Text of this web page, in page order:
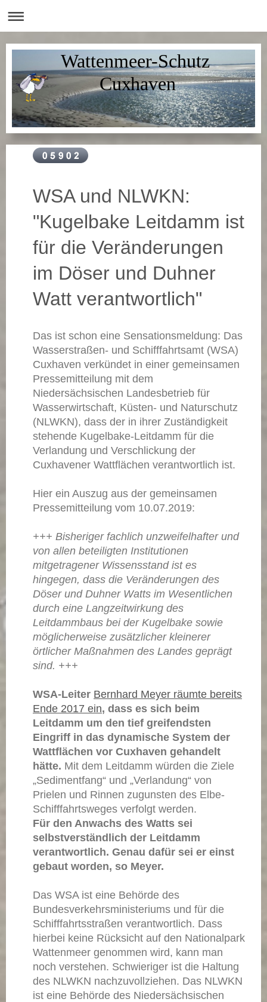
Wattenmeer-Schutz
Cuxhaven
WSA und NLWKN:
"Kugelbake Leitdamm ist
für die Veränderungen
im Döser und Duhner
Watt verantwortlich"
Das ist schon eine Sensationsmeldung: Das
Wasserstraßen- und Schifffahrtsamt (WSA)
Cuxhaven verkündet in einer gemeinsamen
Pressemitteilung mit dem
Niedersächsischen Landesbetrieb für
Wasserwirtschaft, Küsten- und Naturschutz
(NLWKN), dass der in ihrer Zuständigkeit
stehende Kugelbake-Leitdamm für die
Verlandung und Verschlickung der
Cuxhavener Wattflächen verantwortlich ist.
Hier ein Auszug aus der gemeinsamen
Pressemitteilung vom 10.07.2019:
+++ Bisheriger fachlich unzweifelhafter und
von allen beteiligten Institutionen
mitgetragener Wissensstand ist es
hingegen, dass die Veränderungen des
Döser und Duhner Watts im Wesentlichen
durch eine Langzeitwirkung des
Leitdammbaus bei der Kugelbake sowie
möglicherweise zusätzlicher kleinerer
örtlicher Maßnahmen des Landes geprägt
sind. +++
WSA-Leiter Bernhard Meyer räumte bereits
Ende 2017 ein, dass es sich beim
Leitdamm um den tief greifendsten
Eingriff in das dynamische System der
Wattflächen vor Cuxhaven gehandelt
hätte. Mit dem Leitdamm würden die Ziele
„Sedimentfang“ und „Verlandung“ von
Prielen und Rinnen zugunsten des Elbe-
Schifffahrtsweges verfolgt werden.
Für den Anwachs des Watts sei
selbstverständlich der Leitdamm
verantwortlich. Genau dafür sei er einst
gebaut worden, so Meyer.
Das WSA ist eine Behörde des
Bundesverkehrsministeriums und für die
Schifffahrtsstraßen verantwortlich. Dass
hierbei keine Rücksicht auf den Nationalpark
Wattenmeer genommen wird, kann man
noch verstehen. Schwieriger ist die Haltung
des NLWKN nachzuvollziehen. Das NLWKN
ist eine Behörde des Niedersächsischen